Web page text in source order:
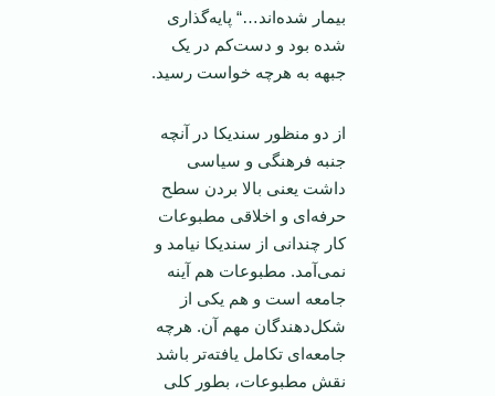
بیمار شده‌اند…“ پایه‌گذاری
شده بود و دست‌کم در یک
جبهه به هرچه خواست رسید.
از دو منظور سندیکا در آنچه
جنبه فرهنگی و سیاسی
داشت یعنی بالا بردن سطح
حرفه‌ای و اخلاقی مطبوعات
کار چندانی از سندیکا نیامد و
نمی‌آمد. مطبوعات هم ‌آینه
جامعه است و هم یکی از
شکل‌دهندگان مهم آن. هرچه
جامعه‌ای تکامل یافته‌تر باشد
نقش مطبوعات، بطور کلی